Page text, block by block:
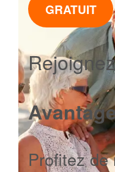
GRATUIT
Profitez